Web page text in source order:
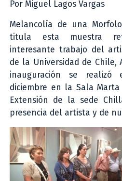
Por Miguel Lagos Vargas
Melancolía de una
titula esta muestra
interesante trabajo del
de la Universidad de Chile,
inauguración se
diciembre en la Sala
Extensión de la sede
presencia del artista y de